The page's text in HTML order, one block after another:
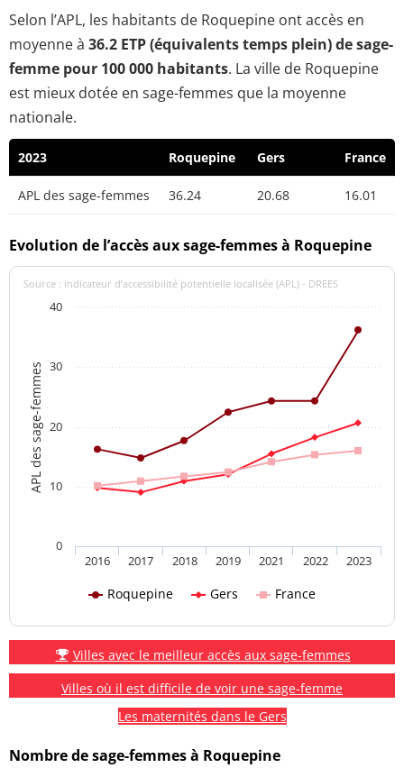
Selon l’APL, les habitants de Roquepine ont accès en
moyenne à 36.2 ETP (équivalents temps plein) de sage-
femme pour 100 000 habitants. La ville de Roquepine
est mieux dotée en sage-femmes que la moyenne
nationale.
2023 Roquepine Gers France
APL des sage-femmes 36.24 20.68 16.01
Evolution de l’accès aux sage-femmes à Roquepine
APL des sage-femmes
Source : indicateur d’accessibilité potentielle localisée (APL) - DREES
Roquepine Gers France
2016 2017 2018 2019 2021 2022 2023
0
10
20
30
40
Villes avec le meilleur accès aux sage-femmes
Villes où il est difficile de voir une sage-femme
Les maternités dans le Gers
Nombre de sage-femmes à Roquepine